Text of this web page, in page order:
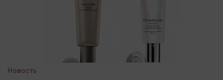
Новость